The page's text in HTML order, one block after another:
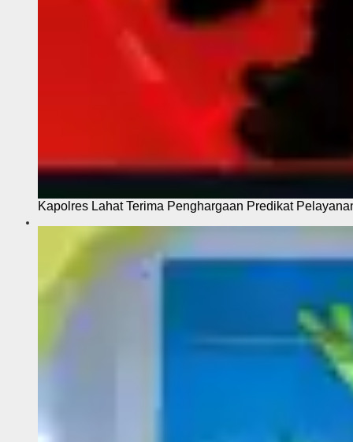
Kapolres Lahat Terima Penghargaan Predikat